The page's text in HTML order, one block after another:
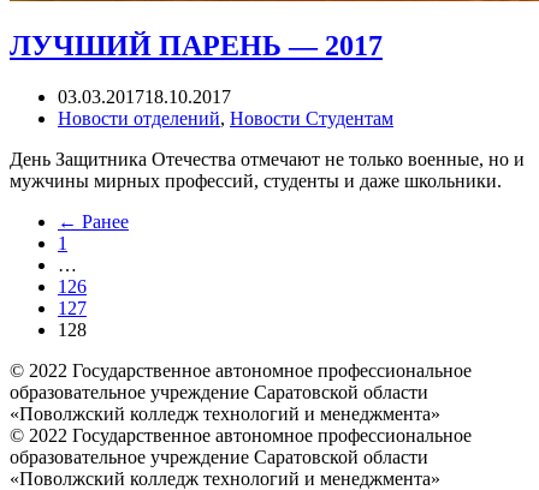
ЛУЧШИЙ ПАРЕНЬ — 2017
03.03.201718.10.2017
Новости отделений, Новости Студентам
День Защитника Отечества отмечают не только военные, но и
мужчины мирных профессий, студенты и даже школьники.
← Ранее
1
…
126
127
128
© 2022 Государственное автономное профессиональное
образовательное учреждение Саратовской области
«Поволжский колледж технологий и менеджмента»
© 2022 Государственное автономное профессиональное
образовательное учреждение Саратовской области
«Поволжский колледж технологий и менеджмента»